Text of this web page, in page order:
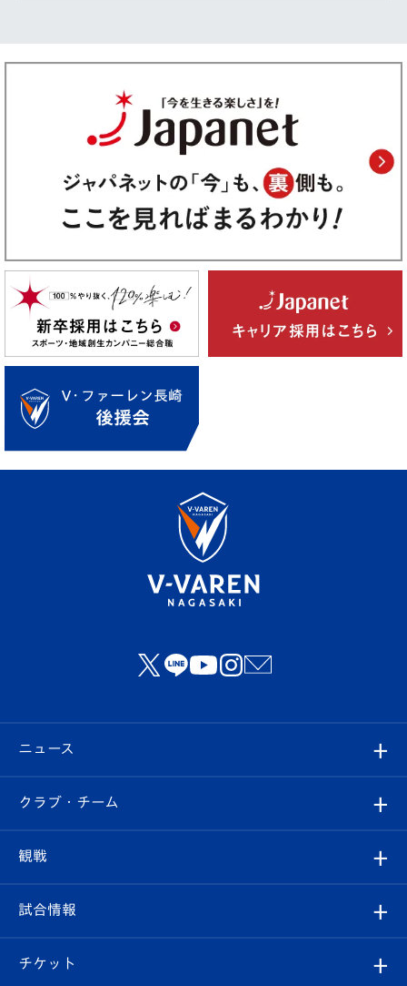
ニュース
すべて
クラブ
試合情報
クラブ・チーム
クラブ概要
観戦
観戦ルール
試合情報
試合日程/結果
チケット